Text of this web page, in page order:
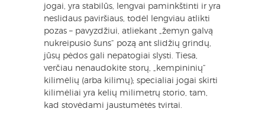
jogai, yra stabilūs, lengvai paminkštinti ir yra
neslidaus paviršiaus, todėl lengviau atlikti
pozas – pavyzdžiui, atliekant „žemyn galvą
nukreipusio šuns“ pozą ant slidžių grindų,
jūsų pėdos gali nepatogiai slysti. Tiesa,
verčiau nenaudokite storų, „kempininių“
kilimėlių (arba kilimų); specialiai jogai skirti
kilimėliai yra kelių milimetrų storio, tam,
kad stovėdami jaustumėtės tvirtai.